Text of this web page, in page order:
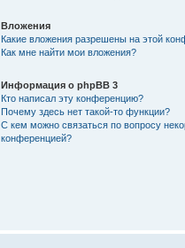
Вложения
Какие вложения разрешены на этой
Как мне найти мои вложения?
Информация о phpBB 3
Кто написал эту конференцию?
Почему здесь нет такой-то функции?
С кем можно связаться по вопросу
конференцией?